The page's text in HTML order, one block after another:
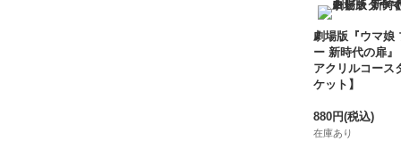
劇場版『ウマ娘
ー 新時代の扉』
アクリルコース
ケット】
880円(税込)
在庫あり